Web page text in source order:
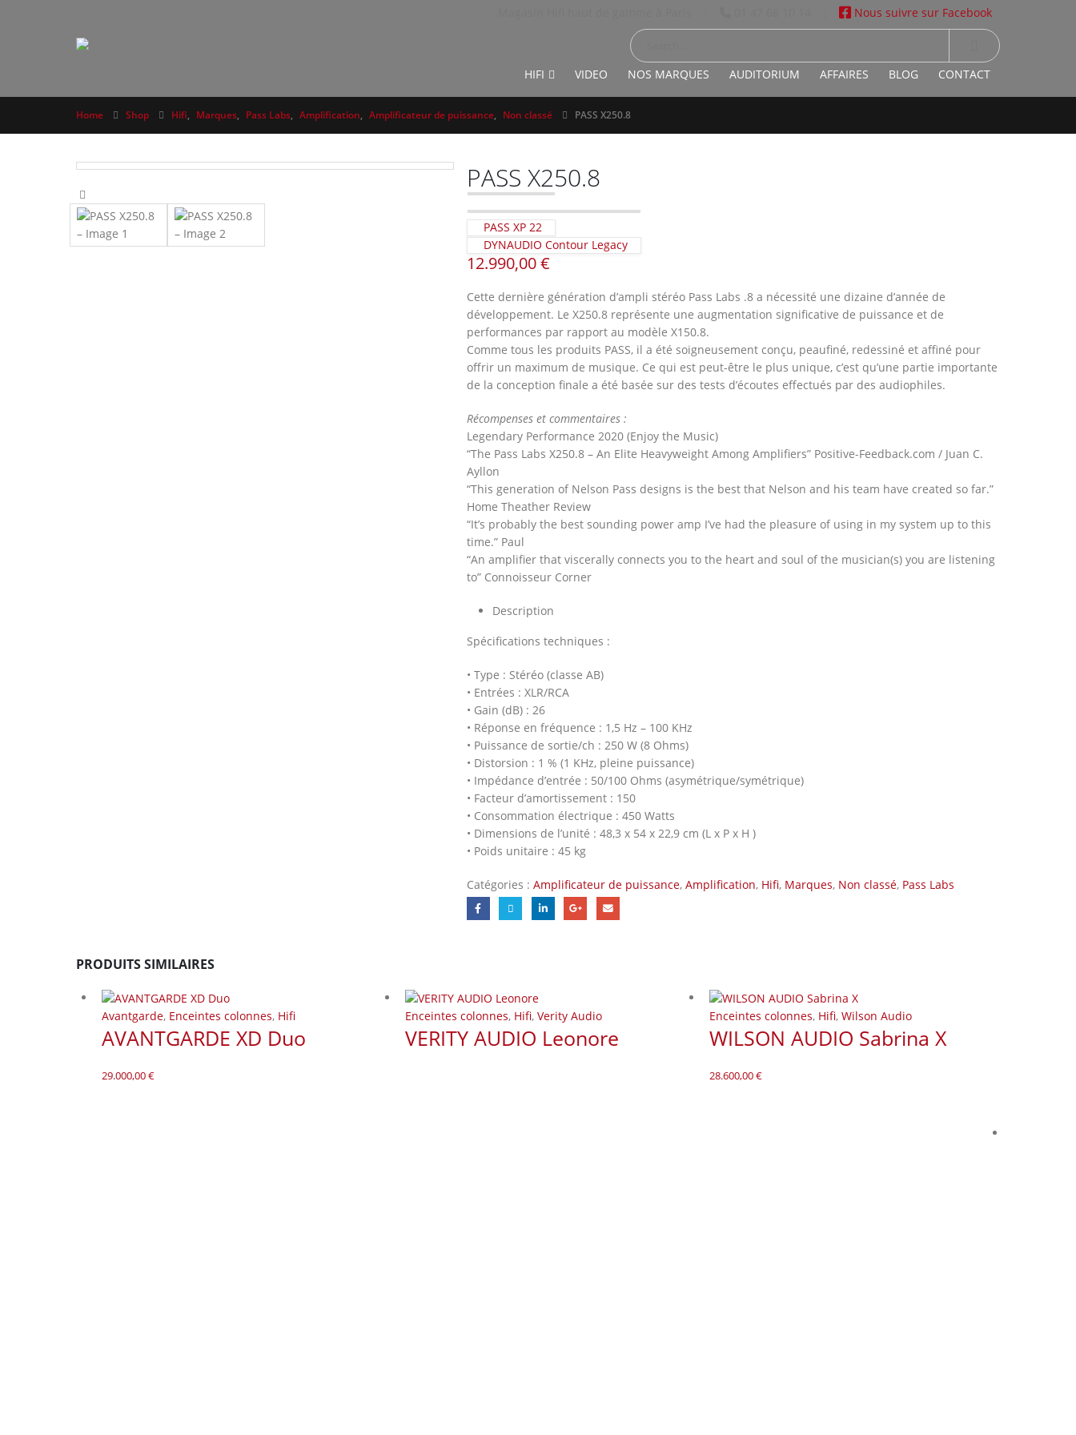
Nous suivre sur Facebook
HIFI VIDEO NOS MARQUES AUDITORIUM AFFAIRES BLOG CONTACT
Home Shop Hifi, Marques, Pass Labs, Amplification, Amplificateur de puissance, Non classé PASS X250.8
PASS X250.8
PASS XP 22
DYNAUDIO Contour Legacy
12.990,00€
Cette dernière génération d’ampli stéréo Pass Labs .8 a nécessité une dizaine d’année de
développement. Le X250.8 représente une augmentation significative de puissance et de
performances par rapport au modèle X150.8.
Comme tous les produits PASS, il a été soigneusement conçu, peaufiné, redessiné et affiné pour
offrir un maximum de musique. Ce qui est peut-être le plus unique, c’est qu’une partie importante
de la conception finale a été basée sur des tests d’écoutes effectués par des audiophiles.
Récompenses et commentaires :
Legendary Performance 2020 (Enjoy the Music)
“The Pass Labs X250.8 – An Elite Heavyweight Among Amplifiers” Positive-Feedback.com / Juan C.
Ayllon
“This generation of Nelson Pass designs is the best that Nelson and his team have created so far.”
Home Theather Review
“It’s probably the best sounding power amp I’ve had the pleasure of using in my system up to this
time.” Paul
“An amplifier that viscerally connects you to the heart and soul of the musician(s) you are listening
to” Connoisseur Corner
Description
Spécifications techniques :
• Type : Stéréo (classe AB)
• Entrées : XLR/RCA
• Gain (dB) : 26
• Réponse en fréquence : 1,5 Hz – 100 KHz
• Puissance de sortie/ch : 250 W (8 Ohms)
• Distorsion : 1 % (1 KHz, pleine puissance)
• Impédance d’entrée : 50/100 Ohms (asymétrique/symétrique)
• Facteur d’amortissement : 150
• Consommation électrique : 450 Watts
• Dimensions de l’unité : 48,3 x 54 x 22,9 cm (L x P x H )
• Poids unitaire : 45 kg
Catégories : Amplificateur de puissance, Amplification, Hifi, Marques, Non classé, Pass Labs
PRODUITS SIMILAIRES
Avantgarde, Enceintes colonnes, Hifi
AVANTGARDE XD Duo
29.000,00€
Enceintes colonnes, Hifi,Verity Audio
VERITY AUDIO Leonore
Enceintes colonnes, Hifi, Wilson Audio
WILSON AUDIO Sabrina X
28.600,00€